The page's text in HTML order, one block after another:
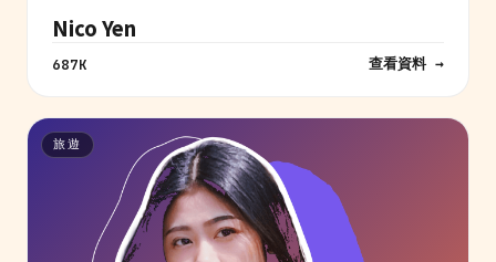
Nico Yen
687K 查看資料 →
旅遊